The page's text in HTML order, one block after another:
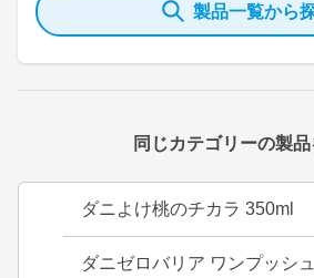
製品一覧から
同じカテゴリーの製
ダニよけ桃のチカラ 350ml
ダニゼロバリア ワンプッシ